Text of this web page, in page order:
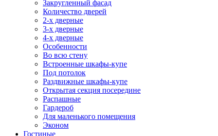
Закругленный фасад
Количество дверей
2-х дверные
3-х дверные
4-х дверные
Особенности
Во всю стену
Встроенные шкафы-купе
Под потолок
Раздвижные шкафы-купе
Открытая секция посередине
Распашные
Гардероб
Для маленького помещения
Эконом
Гостиные